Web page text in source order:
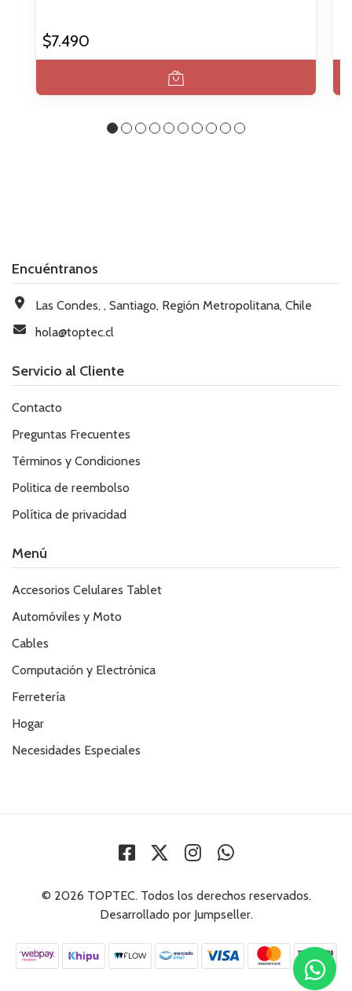
$7.490
Encuéntranos
Las Condes, , Santiago, Región Metropolitana, Chile
hola@toptec.cl
Servicio al Cliente
Contacto
Preguntas Frecuentes
Términos y Condiciones
Politica de reembolso
Política de privacidad
Menú
Accesorios Celulares Tablet
Automóviles y Moto
Cables
Computación y Electrónica
Ferretería
Hogar
Necesidades Especiales
© 2026 TOPTEC. Todos los derechos reservados.
Desarrollado por Jumpseller.